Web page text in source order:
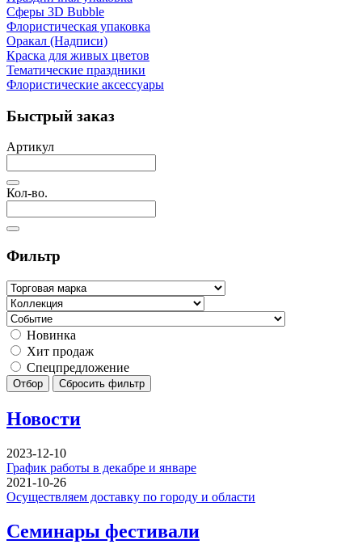
Сферы 3D Bubble
Флористическая упаковка
Оракал (Надписи)
Краска для живых цветов
Тематические праздники
Флористические аксессуары
Быстрый заказ
Артикул
Кол-во.
Фильтр
Новинка
Хит продаж
Спецпредложение
Отбор Сбросить фильтр
Новости
2023-12-10
График работы в декабре и январе
2021-10-26
Осуществляем доставку по городу и области
Семинары фестивали